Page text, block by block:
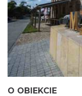
O OBIEKCIE